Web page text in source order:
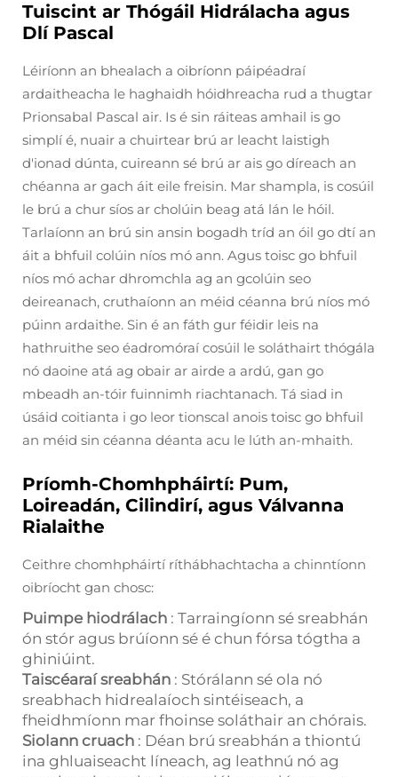
Tuiscint ar Thógáil Hidrálacha agus
Dlí Pascal
Léiríonn an bhealach a oibríonn páipéadraí
ardaitheacha le haghaidh hóidhreacha rud a thugtar
Prionsabal Pascal air. Is é sin ráiteas amhail is go
simplí é, nuair a chuirtear brú ar leacht laistigh
d'ionad dúnta, cuireann sé brú ar ais go díreach an
chéanna ar gach áit eile freisin. Mar shampla, is cosúil
le brú a chur síos ar cholúin beag atá lán le hóil.
Tarlaíonn an brú sin ansin bogadh tríd an óil go dtí an
áit a bhfuil colúin níos mó ann. Agus toisc go bhfuil
níos mó achar dhromchla ag an gcolúin seo
deireanach, cruthaíonn an méid céanna brú níos mó
púinn ardaithe. Sin é an fáth gur féidir leis na
hathruithe seo éadromóraí cosúil le soláthairt thógála
nó daoine atá ag obair ar airde a ardú, gan go
mbeadh an-tóir fuinnimh riachtanach. Tá siad in
úsáid coitianta i go leor tionscal anois toisc go bhfuil
an méid sin céanna déanta acu le lúth an-mhaith.
Príomh-Chomhpháirtí: Pum,
Loireadán, Cilindirí, agus Válvanna
Rialaithe
Ceithre chomhpháirtí ríthábhachtacha a chinntíonn
oibríocht gan chosc:
Puimpe hiodrálach : Tarraingíonn sé sreabhán
ón stór agus brúíonn sé é chun fórsa tógtha a
ghiniúint.
Taiscéaraí sreabhán : Stórálann sé ola nó
sreabhach hidrealaíoch sintéiseach, a
fheidhmíonn mar fhoinse soláthair an chórais.
Siolann cruach : Déan brú sreabhán a thiontú
ina ghluaiseacht líneach, ag leathnú nó ag